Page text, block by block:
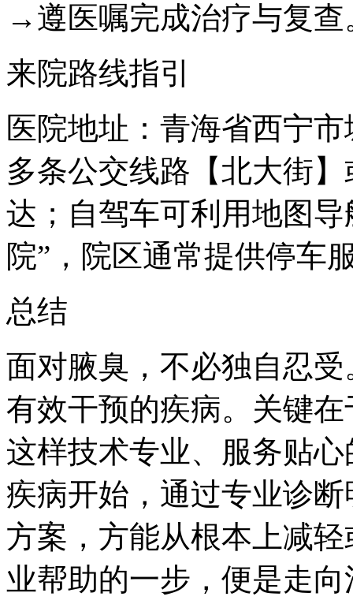
→遵医嘱完成治疗与复查
来院路线指引
医院地址：青海省西宁
多条公交线路【北大街
达；自驾车可利用地图
院”，院区通常提供停车
总结
面对腋臭，不必独自忍
有效干预的疾病。关键
这样技术专业、服务贴
疾病开始，通过专业诊
方案，方能从根本上减
业帮助的一步，便是走